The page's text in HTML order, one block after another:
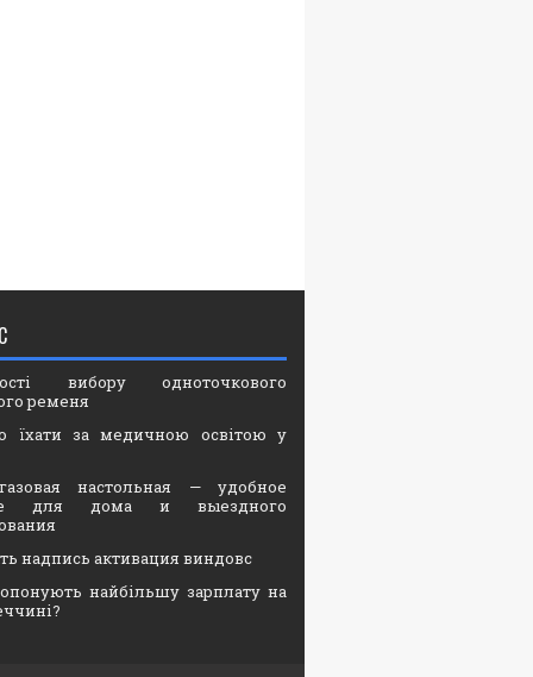
вибору одноточкового
ременя
їхати за медичною освітою у
настольная — удобное
для дома и выездного
надпись активация виндовс
найбільшу зарплату на